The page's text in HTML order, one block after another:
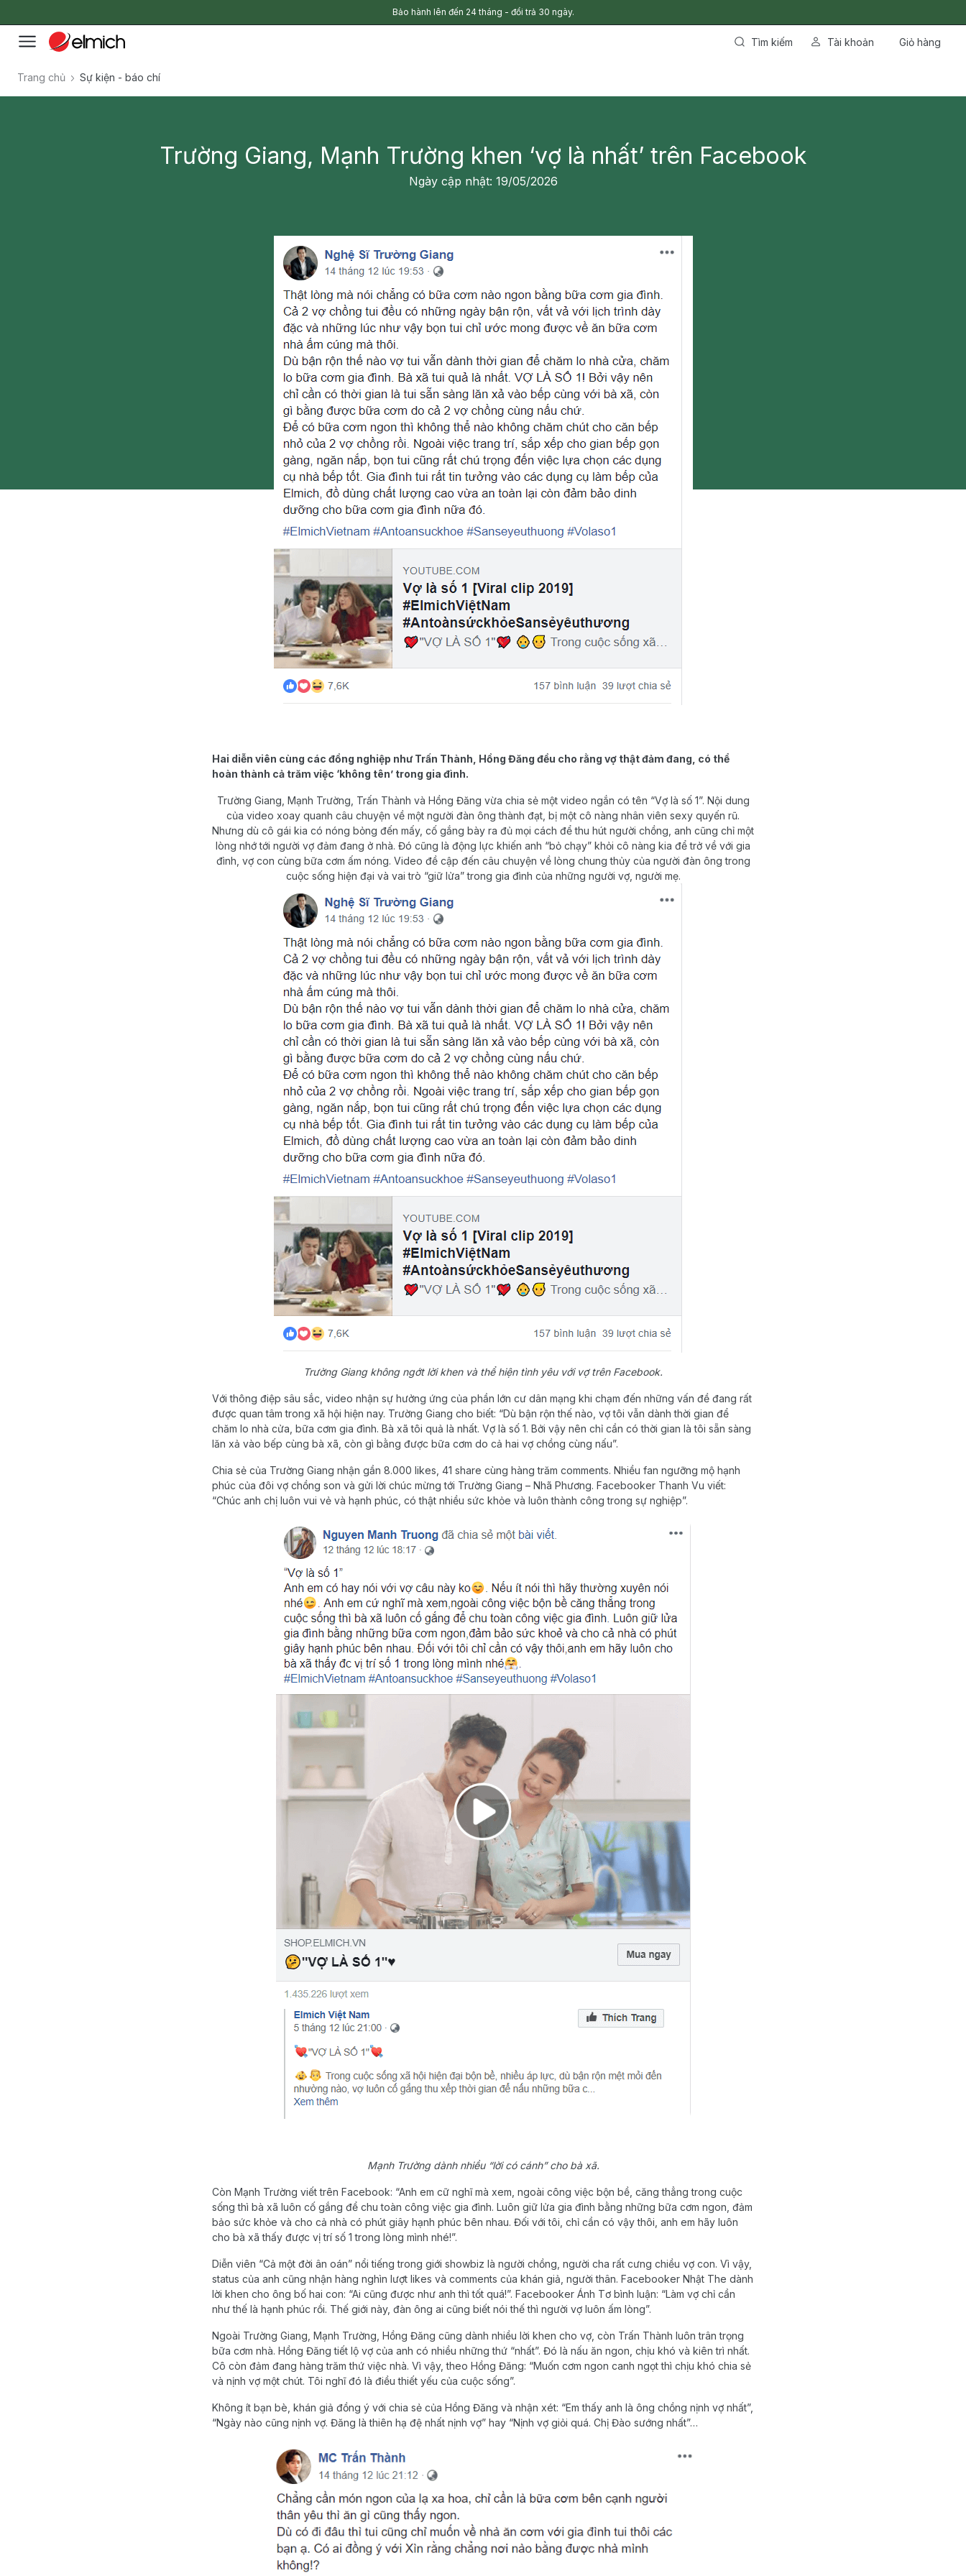
Bảo hành lên đến 24 tháng - đổi trả 30 ngày.
Tìm kiếm Tài khoản Giỏ hàng
Trang chủ Sự kiện - báo chí
Trường Giang, Mạnh Trường khen ‘vợ là nhất’ trên Facebook
Ngày cập nhật: 19/05/2026
Hai diễn viên cùng các đồng nghiệp như Trấn Thành, Hồng Đăng đều cho rằng vợ thật đảm đang, có thể
hoàn thành cả trăm việc ‘không tên’ trong gia đình.
Trường Giang, Mạnh Trường, Trấn Thành và Hồng Đăng vừa chia sẻ một video ngắn có tên “Vợ là số 1”. Nội dung
của video xoay quanh câu chuyện về một người đàn ông thành đạt, bị một cô nàng nhân viên sexy quyến rũ.
Nhưng dù cô gái kia có nóng bỏng đến mấy, cố gắng bày ra đủ mọi cách để thu hút người chồng, anh cũng chỉ một
lòng nhớ tới người vợ đảm đang ở nhà. Đó cũng là động lực khiến anh “bỏ chạy” khỏi cô nàng kia để trở về với gia
đình, vợ con cùng bữa cơm ấm nóng. Video đề cập đến câu chuyện về lòng chung thủy của người đàn ông trong
cuộc sống hiện đại và vai trò “giữ lửa” trong gia đình của những người vợ, người mẹ.
Trường Giang không ngớt lời khen và thể hiện tình yêu với vợ trên Facebook.
Với thông điệp sâu sắc, video nhận sự hưởng ứng của phần lớn cư dân mạng khi chạm đến những vấn đề đang rất
được quan tâm trong xã hội hiện nay. Trường Giang cho biết: “Dù bận rộn thế nào, vợ tôi vẫn dành thời gian để
chăm lo nhà cửa, bữa cơm gia đình. Bà xã tôi quả là nhất. Vợ là số 1. Bởi vậy nên chỉ cần có thời gian là tôi sẵn sàng
lăn xả vào bếp cùng bà xã, còn gì bằng được bữa cơm do cả hai vợ chồng cùng nấu”.
Chia sẻ của Trường Giang nhận gần 8.000 likes, 41 share cùng hàng trăm comments. Nhiều fan ngưỡng mộ hạnh
phúc của đôi vợ chồng son và gửi lời chúc mừng tới Trường Giang – Nhã Phương. Facebooker Thanh Vu viết:
“Chúc anh chị luôn vui vẻ và hạnh phúc, có thật nhiều sức khỏe và luôn thành công trong sự nghiệp”.
Mạnh Trường dành nhiều “lời có cánh” cho bà xã.
Còn Mạnh Trường viết trên Facebook: “Anh em cữ nghĩ mà xem, ngoài công việc bộn bề, căng thẳng trong cuộc
sống thì bà xã luôn cố gắng để chu toàn công việc gia đình. Luôn giữ lửa gia đình bằng những bữa cơm ngon, đảm
bảo sức khỏe và cho cả nhà có phút giây hạnh phúc bên nhau. Đối với tôi, chỉ cần có vậy thôi, anh em hãy luôn
cho bà xã thấy được vị trí số 1 trong lòng mình nhé!”.
Diễn viên “Cả một đời ân oán” nổi tiếng trong giới showbiz là người chồng, người cha rất cưng chiều vợ con. Vì vậy,
status của anh cũng nhận hàng nghìn lượt likes và comments của khán giả, người thân. Facebooker Nhật The dành
lời khen cho ông bố hai con: “Ai cũng được như anh thì tốt quá!”. Facebooker Ánh Tơ bình luận: “Làm vợ chỉ cần
như thế là hạnh phúc rồi. Thế giới này, đàn ông ai cũng biết nói thế thì người vợ luôn ấm lòng”.
Ngoài Trường Giang, Mạnh Trường, Hồng Đăng cũng dành nhiều lời khen cho vợ, còn Trấn Thành luôn trân trọng
bữa cơm nhà. Hồng Đăng tiết lộ vợ của anh có nhiều những thứ “nhất”. Đó là nấu ăn ngon, chịu khó và kiên trì nhất.
Cô còn đảm đang hàng trăm thứ việc nhà. Vì vậy, theo Hồng Đăng: “Muốn cơm ngon canh ngọt thì chịu khó chia sẻ
và nịnh vợ một chút. Tôi nghĩ đó là điều thiết yếu của cuộc sống”.
Không ít bạn bè, khán giả đồng ý với chia sẻ của Hồng Đăng và nhận xét: “Em thấy anh là ông chồng nịnh vợ nhất”,
“Ngày nào cũng nịnh vợ. Đăng là thiên hạ đệ nhất nịnh vợ” hay “Nịnh vợ giỏi quá. Chị Đào sướng nhất”…